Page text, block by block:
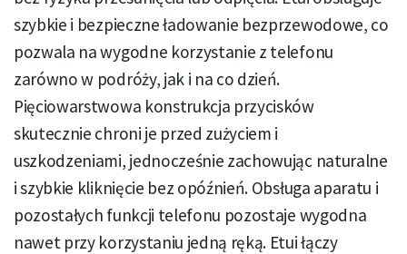
szybkie i bezpieczne ładowanie bezprzewodowe, co
pozwala na wygodne korzystanie z telefonu
zarówno w podróży, jak i na co dzień.
Pięciowarstwowa konstrukcja przycisków
skutecznie chroni je przed zużyciem i
uszkodzeniami, jednocześnie zachowując naturalne
i szybkie kliknięcie bez opóźnień. Obsługa aparatu i
pozostałych funkcji telefonu pozostaje wygodna
nawet przy korzystaniu jedną ręką. Etui łączy